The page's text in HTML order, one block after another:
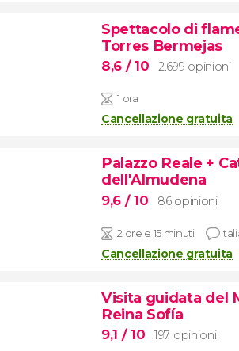
Spettacolo di
Torres Bermejas
8,6 / 10 2.699 opinioni
1 ora
Cancellazione gratuita
Palazzo Reale +
dell'Almudena
9,6 / 10 86 opinioni
2 ore e 15 minuti
Cancellazione gratuita
Visita guidata del
Reina Sofía
9,1 / 10 197 opinioni